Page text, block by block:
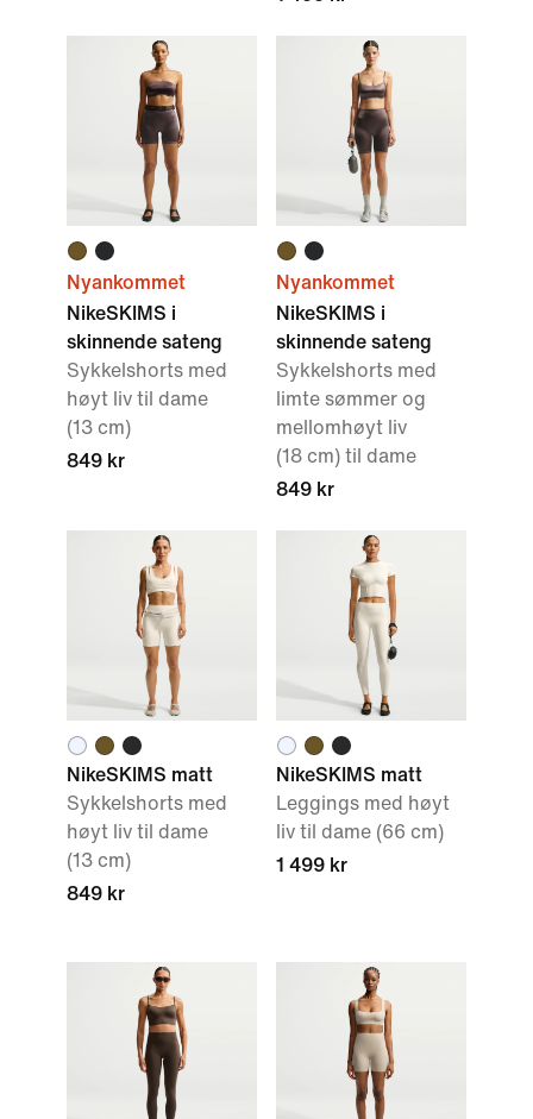
Nyankommet
NikeSKIMS i
skinnende sateng
Sykkelshorts med
høyt liv til dame
(13 cm)
849 kr
Nyankommet
NikeSKIMS i
skinnende sateng
Sykkelshorts med
limte sømmer og
mellomhøyt liv
(18 cm) til dame
849 kr
NikeSKIMS matt
Sykkelshorts med
høyt liv til dame
(13 cm)
849 kr
NikeSKIMS matt
Leggings med høyt
liv til dame (66 cm)
1 499 kr